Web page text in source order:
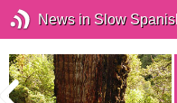
News in Slow